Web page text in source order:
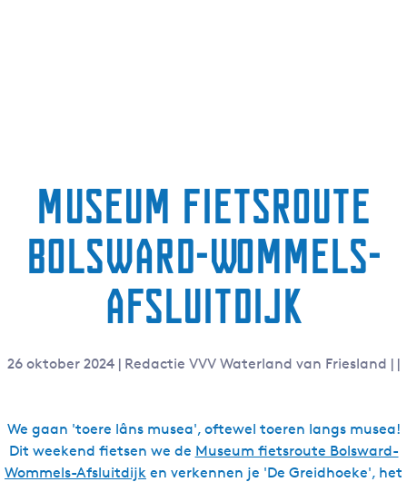
Museum fietsroute
Bolsward-Wommels-
Afsluitdijk
26 oktober 2024 | Redactie VVV Waterland van Friesland | |
We gaan 'toere lâns musea', oftewel toeren langs musea!
Dit weekend fietsen we de Museum fietsroute Bolsward-
Wommels-Afsluitdijk en verkennen je 'De Greidhoeke', het